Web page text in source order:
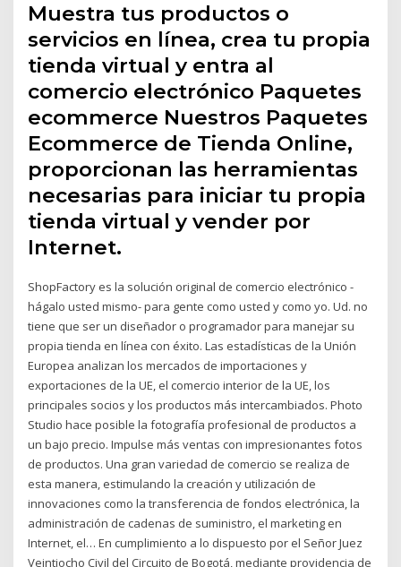
Muestra tus productos o
servicios en línea, crea tu propia
tienda virtual y entra al
comercio electrónico Paquetes
ecommerce Nuestros Paquetes
Ecommerce de Tienda Online,
proporcionan las herramientas
necesarias para iniciar tu propia
tienda virtual y vender por
Internet.
ShopFactory es la solución original de comercio electrónico -
hágalo usted mismo- para gente como usted y como yo. Ud. no
tiene que ser un diseñador o programador para manejar su
propia tienda en línea con éxito. Las estadísticas de la Unión
Europea analizan los mercados de importaciones y
exportaciones de la UE, el comercio interior de la UE, los
principales socios y los productos más intercambiados. Photo
Studio hace posible la fotografía profesional de productos a
un bajo precio. Impulse más ventas con impresionantes fotos
de productos. Una gran variedad de comercio se realiza de
esta manera, estimulando la creación y utilización de
innovaciones como la transferencia de fondos electrónica, la
administración de cadenas de suministro, el marketing en
Internet, el… En cumplimiento a lo dispuesto por el Señor Juez
Veintiocho Civil del Circuito de Bogotá, mediante providencia de